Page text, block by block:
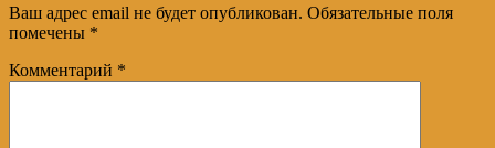
Ваш адрес email не будет опубликован. Обязательные поля
помечены *
Комментарий *